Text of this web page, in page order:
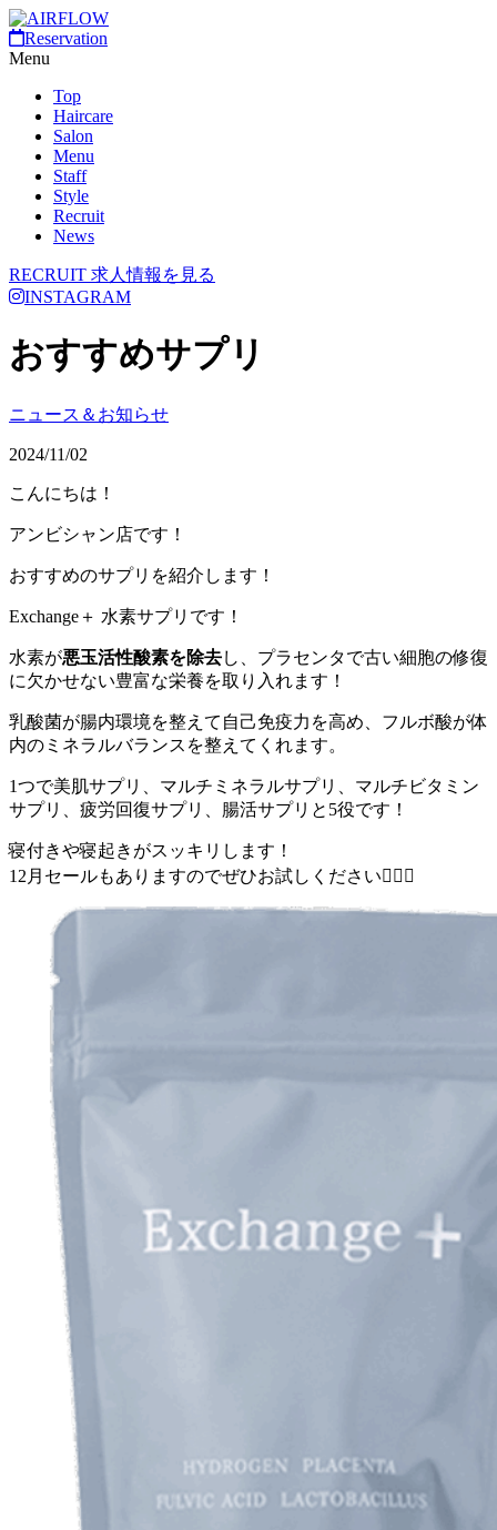
Reservation
Menu
Top
Haircare
Salon
Menu
Staff
Style
Recruit
News
RECRUIT 求人情報を見る
INSTAGRAM
おすすめサプリ
ニュース＆お知らせ
2024/11/02
こんにちは！
アンビシャン店です！
おすすめのサプリを紹介します！
Exchange＋ 水素サプリです！
水素が悪玉活性酸素を除去し、プラセンタで古い細胞の修復
に欠かせない豊富な栄養を取り入れます！
乳酸菌が腸内環境を整えて自己免疫力を高め、フルボ酸が体
内のミネラルバランスを整えてくれます。
1つで美肌サプリ、マルチミネラルサプリ、マルチビタミン
サプリ、疲労回復サプリ、腸活サプリと5役です！
寝付きや寝起きがスッキリします！
12月セールもありますのでぜひお試しください🙇🏻‍♀️